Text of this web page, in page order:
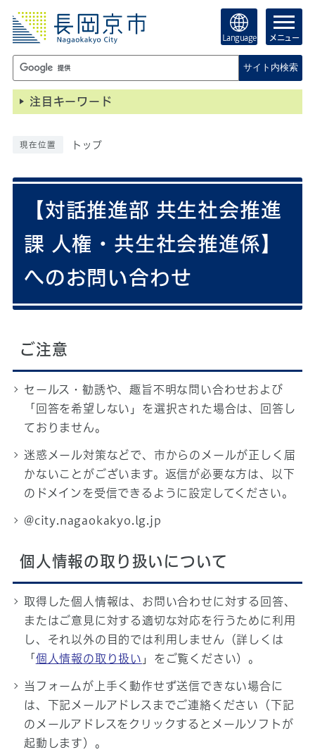
Language メニュー
サイト内検索
注目キーワード
現在位置 トップ
【対話推進部 共生社会推進
課 人権・共生社会推進係】
へのお問い合わせ
ご注意
セールス・勧誘や、趣旨不明な問い合わせおよび
「回答を希望しない」を選択された場合は、回答し
ておりません。
迷惑メール対策などで、市からのメールが正しく届
かないことがございます。返信が必要な方は、以下
のドメインを受信できるように設定してください。
@city.nagaokakyo.lg.jp
個人情報の取り扱いについて
取得した個人情報は、お問い合わせに対する回答、
またはご意見に対する適切な対応を行うために利用
し、それ以外の目的では利用しません（詳しくは
「 個人情報の取り扱い 」をご覧ください）。
当フォームが上手く動作せず送信できない場合に
は、下記メールアドレスまでご連絡ください（下記
のメールアドレスをクリックするとメールソフトが
起動します）。